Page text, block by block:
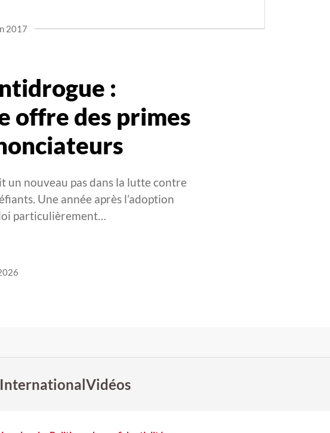
2017
:
offre des primes
un nouveau pas dans la lutte contre
Une année après l’adoption
particulièrement…
InternationalVidéos